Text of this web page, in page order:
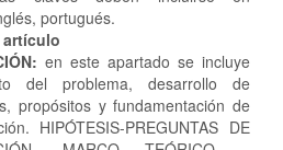
portugués.
en este apartado se incluye
del problema, desarrollo de
propósitos y fundamentación de
HIPÓTESIS-PREGUNTAS DE